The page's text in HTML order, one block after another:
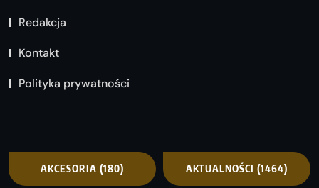
Redakcja
Kontakt
Polityka prywatności
AKCESORIA (180) AKTUALNOŚCI (1464)